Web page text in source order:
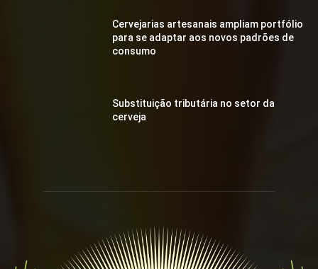
Cervejarias artesanais ampliam portfólio
para se adaptar aos novos padrões de
consumo
Substituição tributária no setor da
cerveja